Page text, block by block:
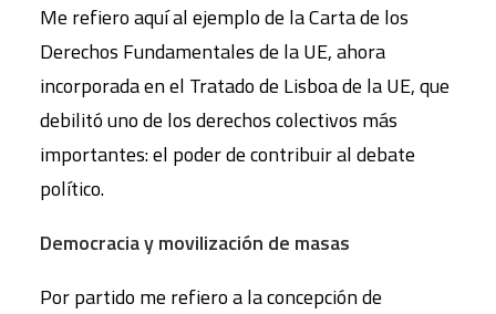
Me refiero aquí al ejemplo de la Carta de los
Derechos Fundamentales de la UE, ahora
incorporada en el Tratado de Lisboa de la UE, que
debilitó uno de los derechos colectivos más
importantes: el poder de contribuir al debate
político.
Democracia y movilización de masas
Por partido me refiero a la concepción de